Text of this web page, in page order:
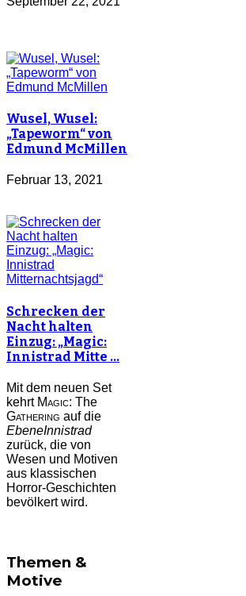
Wusel, Wusel:
„Tapeworm“ von
Edmund McMillen
Februar 13, 2021
Schrecken der
Nacht halten
Einzug: „Magic:
Innistrad Mitte …
Mit dem neuen Set
kehrt Magic: The
Gathering auf die
EbeneInnistrad
zurück, die von
Wesen und Motiven
aus klassischen
Horror-Geschichten
bevölkert wird.
Themen &
Motive